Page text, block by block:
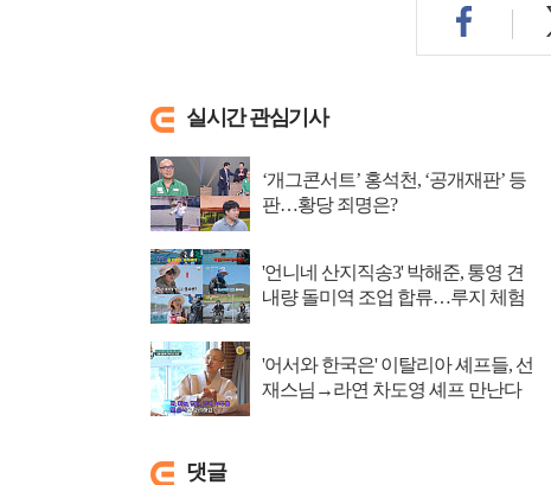
실시간 관심기사
‘개그콘서트’ 홍석천, ‘공개재판’ 등
판…황당 죄명은?
'언니네 산지직송3' 박해준, 통영 견
내량 돌미역 조업 합류…루지 체험
'어서와 한국은' 이탈리아 셰프들, 선
재스님→라연 차도영 셰프 만난다
댓글